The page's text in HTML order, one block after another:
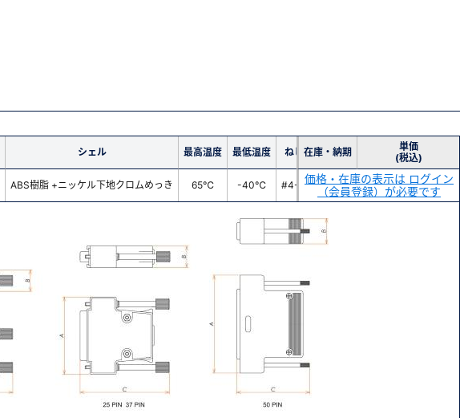
シェル 最高温度 最低温度 ねじサイズ
在庫・納期
単価
(税込)
ABS樹脂 +ニッケル下地クロムめっき 65℃ -40℃ #4-40 UNC
価格・在庫の表示は ログイン
（会員登録）が必要です